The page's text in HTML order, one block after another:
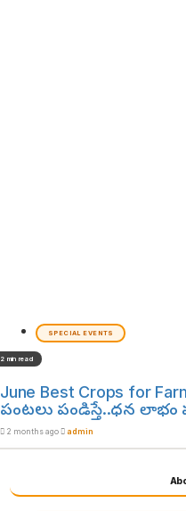
SPECIAL EVENTS
2 min read
June Best Crops for
పంటలు పండిస్తే..ధన లాభం
2 months ago admin